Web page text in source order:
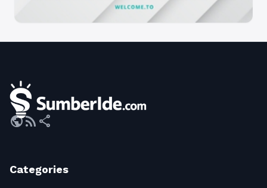
publicrss_feed share
Categories